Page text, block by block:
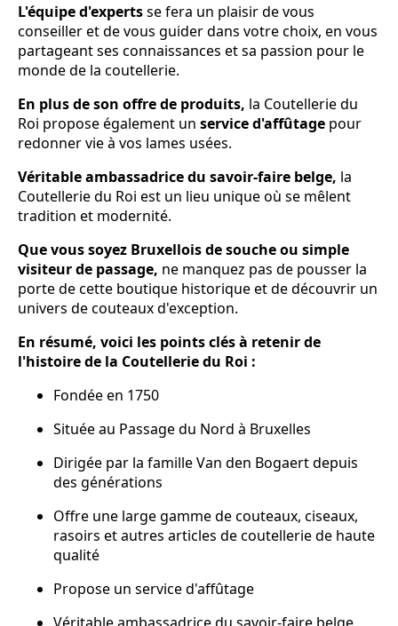
L'équipe d'expertsse fera un plaisir de vous
conseiller et de vous guider dans votre choix, en vous
partageant ses connaissances et sa passion pour le
monde de la coutellerie.
En plus de son offre de produits, la Coutellerie du
Roi propose également un service d'affûtage pour
redonner vie à vos lames usées.
Véritable ambassadrice du savoir-faire belge, la
Coutellerie du Roi est un lieu unique où se mêlent
tradition et modernité.
Que vous soyez Bruxellois de souche ou simple
visiteur de passage, ne manquez pas de pousser la
porte de cette boutique historique et de découvrir un
univers de couteaux d'exception.
En résumé, voici les points clés à retenir de
l'histoire de la Coutellerie du Roi :
Fondée en 1750
Située au Passage du Nord à Bruxelles
Dirigée par la famille Van den Bogaert depuis
des générations
Offre une large gamme de couteaux, ciseaux,
rasoirs et autres articles de coutellerie de haute
qualité
Propose un service d'affûtage